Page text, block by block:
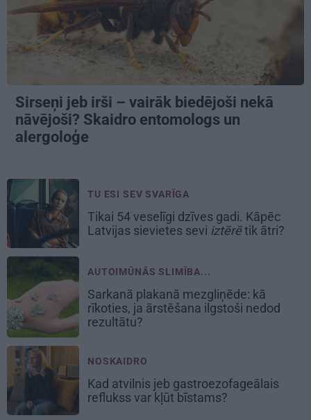
Sirseņi jeb irši – vairāk biedējoši nekā
nāvējoši? Skaidro entomologs un
alergoloģe
TU ESI SEV SVARĪGA
Tikai 54 veselīgi dzīves gadi. Kāpēc
Latvijas sievietes sevi iztērētik ātri?
AUTOIMŪNĀS SLIMĪBA...
Sarkanā plakanā mezgliņēde: kā
rīkoties, ja ārstēšana ilgstoši nedod
rezultātu?
NOSKAIDRO
Kad atvilnis jeb gastroezofageālais
reflukss var kļūt bīstams?